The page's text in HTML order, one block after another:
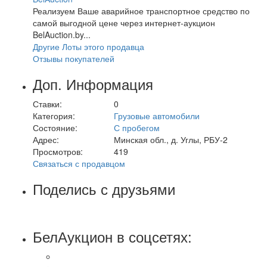
Реализуем Ваше аварийное транспортное средство по
самой выгодной цене через интернет-аукцион
BelAuction.by...
Другие Лоты этого продавца
Отзывы покупателей
Доп. Информация
Ставки:
0
Категория:
Грузовые автомобили
Состояние:
С пробегом
Адрес:
Минская обл., д. Углы, РБУ-2
Просмотров:
419
Связаться с продавцом
Поделись с друзьями
БелАукцион в соцсетях: